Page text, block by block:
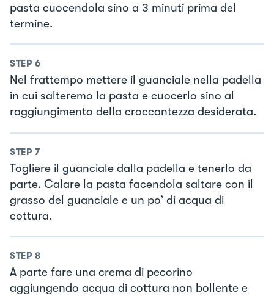
pasta cuocendola sino a 3 minuti prima del
termine.
STEP 6
Nel frattempo mettere il guanciale nella padella
in cui salteremo la pasta e cuocerlo sino al
raggiungimento della croccantezza desiderata.
STEP 7
Togliere il guanciale dalla padella e tenerlo da
parte. Calare la pasta facendola saltare con il
grasso del guanciale e un po’ di acqua di
cottura.
STEP 8
A parte fare una crema di pecorino
aggiungendo acqua di cottura non bollente e